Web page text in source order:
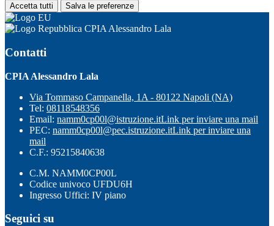
Accetta tutti Salva le preferenze
CPIA Alessandro Lala
Contatti
CPIA Alessandro Lala
Via Tommaso Campanella, 1A - 80122 Napoli (NA)
Tel: 08118548356
Email: namm0cp00l@istruzione.itLink per inviare una mail
PEC: namm0cp00l@pec.istruzione.itLink per inviare una
mail
C.F.: 95215840638
C.M. NAMM0CP00L
Codice univoco UFDU6H
Ingresso Uffici: IV piano
Seguici su